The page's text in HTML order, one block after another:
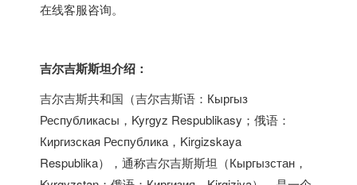
在线客服咨询。
吉尔吉斯斯坦介绍：
吉尔吉斯共和国（吉尔吉斯语：Кыргыз
Республикасы，Kyrgyz Respublikasy；俄语：
Киргизская Республика，Kirgizskaya
Respublika），通称吉尔吉斯斯坦（Кыргызстан，